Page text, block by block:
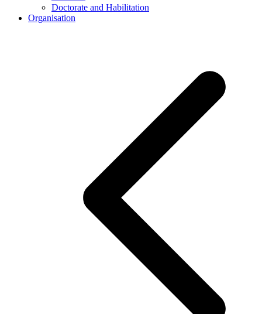
Doctorate and Habilitation
Organisation